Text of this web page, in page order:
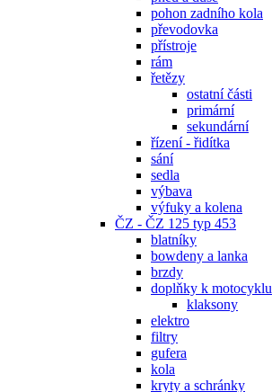
pohon zadního kola
převodovka
přístroje
rám
řetězy
ostatní části
primární
sekundární
řízení - řidítka
sání
sedla
výbava
výfuky a kolena
ČZ - ČZ 125 typ 453
blatníky
bowdeny a lanka
brzdy
doplňky k motocyklu
klaksony
elektro
filtry
gufera
kola
kryty a schránky